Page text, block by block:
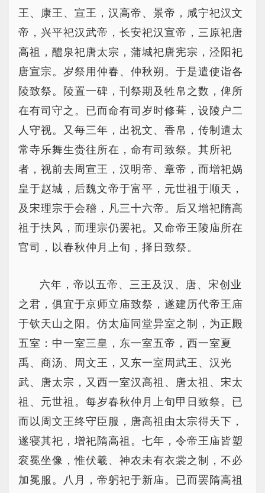
王、康王、宣王，汉高帝、景帝，咸宁祀汉文
帝，兴平祀汉武帝，长安祀汉宣帝，三原祀唐
高祖，醴泉祀唐太宗，蒲城祀唐宪宗，泾阳祀
唐宣宗。岁祭用仲春、仲秋朔。于是遣使诣各
陵致祭。陵置一碑，刊祭期及牲帛之数，俾所
在有司守之。已而命有司岁时修葺，设陵户二
人守视。又每三年，出祝文、香帛，传制遣太
常寺乐舞生赍往所在，命有司致祭。其所祀
者，视前去周宣王，汉明帝、章帝，而增祀娲
皇于赵城，后魏文帝于富平，元世祖于顺天，
及宋理宗于会稽，凡三十六帝。后又增祀隋高
祖于扶风，而理宗仍罢祀。又命帝王陵庙所在
官司，以春秋仲月上旬，择日致祭。
六年，帝以五帝、三王及汉、唐、宋创业
之君，俱宜于京师立庙致祭，遂建历代帝王庙
于钦天山之阳。仿太庙同堂异室之制，为正殿
五室：中一室三皇，东一室五帝，西一室夏
禹、商汤、周文王，又东一室周武王、汉光
武、唐太宗，又西一室汉高祖、唐太祖、宋太
祖、元世祖。每岁春秋仲月上旬甲日致祭。已
而以周文王终守臣服，唐高祖由太宗得天下，
遂寝其祀，增祀隋高祖。七年，令帝王庙皆塑
衮冕坐像，惟伏羲、神农未有衣裳之制，不必
加冕服。八月，帝躬祀于新庙。已而罢隋高祖